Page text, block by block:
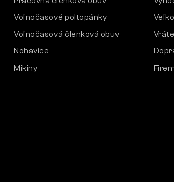
Voľnočasové poltopánky
Voľnočasová členková obuv
Nohavice
Mikiny